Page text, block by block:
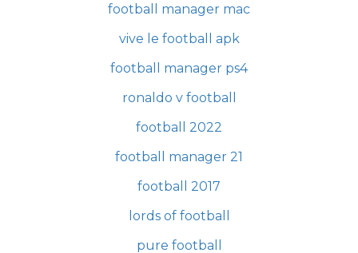
football manager mac
vive le football apk
football manager ps4
ronaldo v football
football 2022
football manager 21
football 2017
lords of football
pure football